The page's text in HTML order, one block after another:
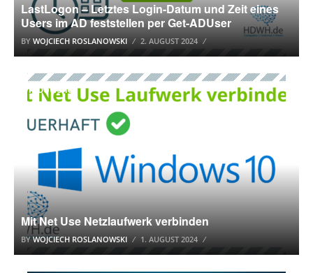
LastLogon – Letztes Login-Datum und Zeit eines
Users im AD feststellen per Get-ADUser
BY WOJCIECH ROSLANOWSKI 2. AUGUST 2024
WINDOWS 10
Mit Net Use Netzlaufwerk verbinden
BYWOJCIECH ROSLANOWSKI 1. AUGUST 2024